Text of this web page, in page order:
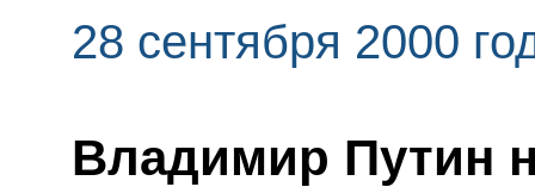
28 сентября 2000
Владимир Путин